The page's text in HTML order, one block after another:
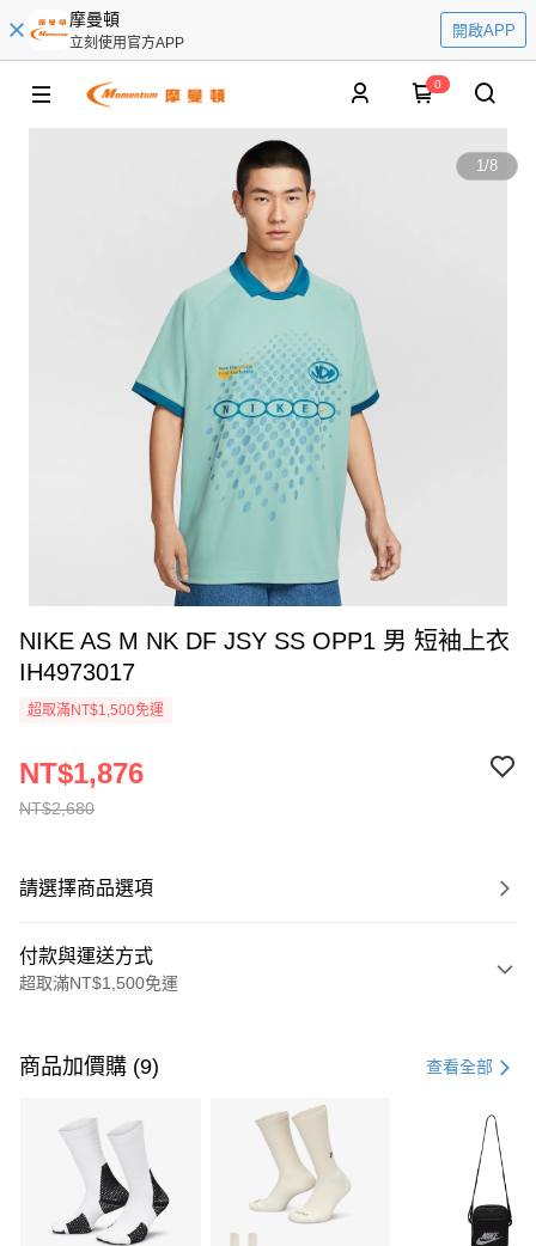
摩曼頓
立刻使用官方APP
開啟APP
0
1/8
NIKE AS M NK DF JSY SS OPP1 男 短袖上衣
IH4973017
超取滿NT$1,500免運
NT$2,680
NT$1,876
請選擇商品選項
付款與運送方式
超取滿NT$1,500免運
信用卡一次付款
3 期 0 利率 每期 21家銀行
合作金庫商業銀行
第一商業銀行
華南商業銀行
彰化商業銀行
上海商業儲蓄銀行
Apple Pay
商品加價購 (9) 查看全部